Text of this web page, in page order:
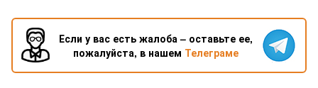
Если у вас есть жалоба – оставьте ее,
пожалуйста, в нашем Телеграме